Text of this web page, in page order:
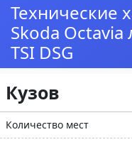
Технические
Skoda
TSI DSG
Кузов
Количество мест